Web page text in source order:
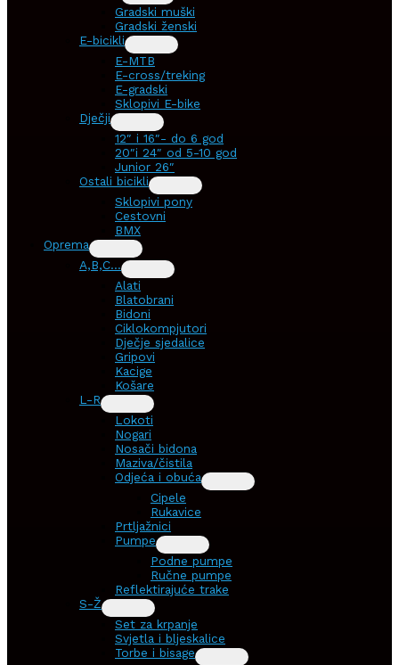
Gradski muški
Gradski ženski
E-bicikli
E-MTB
E-cross/treking
E-gradski
Sklopivi E-bike
Dječji
12″ i 16″- do 6 god
20″i 24″ od 5-10 god
Junior 26″
Ostali bicikli
Sklopivi pony
Cestovni
BMX
Oprema
A,B,C…
Alati
Blatobrani
Bidoni
Ciklokompjutori
Dječje sjedalice
Gripovi
Kacige
Košare
L-R
Lokoti
Nogari
Nosači bidona
Maziva/čistila
Odjeća i obuća
Cipele
Rukavice
Prtljažnici
Pumpe
Podne pumpe
Ručne pumpe
Reflektirajuće trake
S-Ž
Set za krpanje
Svjetla i bljeskalice
Torbe i bisage